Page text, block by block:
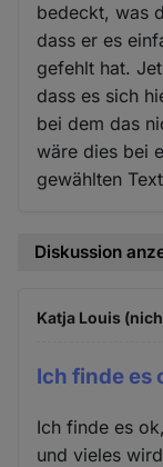
bedeckt, was
dass er es
gefehlt hat.
dass es sich
bei dem das
wäre dies bei
gewählten
Diskussion
Katja Louis
Ich finde es
Ich finde es
und vieles